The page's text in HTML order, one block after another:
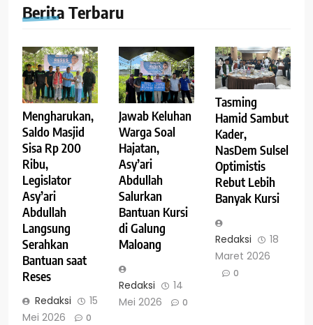
Berita Terbaru
Mengharukan,
Saldo Masjid
Sisa Rp 200
Ribu,
Legislator
Asy’ari
Abdullah
Langsung
Serahkan
Bantuan saat
Reses
Redaksi
15
Mei 2026
0
Jawab Keluhan
Warga Soal
Hajatan,
Asy’ari
Abdullah
Salurkan
Bantuan Kursi
di Galung
Maloang
Redaksi
14
Mei 2026
0
Tasming
Hamid Sambut
Kader,
NasDem Sulsel
Optimistis
Rebut Lebih
Banyak Kursi
Redaksi
18
Maret 2026
0